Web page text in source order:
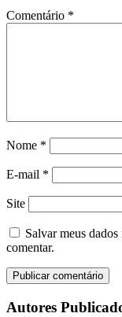
Comentário *
Nome *
E-mail *
Site
Salvar meus
comentar.
Autores